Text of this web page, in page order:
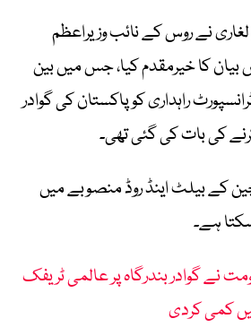
نے روس کے نائب وزیراعظم
کا خیرمقدم کیا، جس میں بین
راہداری کو پاکستان کی گوادر
کی بات کی گئی تھی۔
کے بیلٹ اینڈ روڈ منصوبے میں
ہے۔
نے گوادر بندرگاہ پر عالمی ٹریفک
کمی کردی